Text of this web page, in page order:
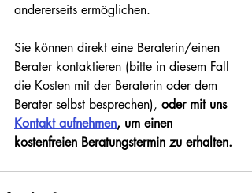
andererseits ermöglichen.
Sie können direkt eine Beraterin/einen
Berater kontaktieren (bitte in diesem Fall
die Kosten mit der Beraterin oder dem
Berater selbst besprechen), oder mit uns
Kontakt aufnehmen, um einen
kostenfreien Beratungstermin zu erhalten.